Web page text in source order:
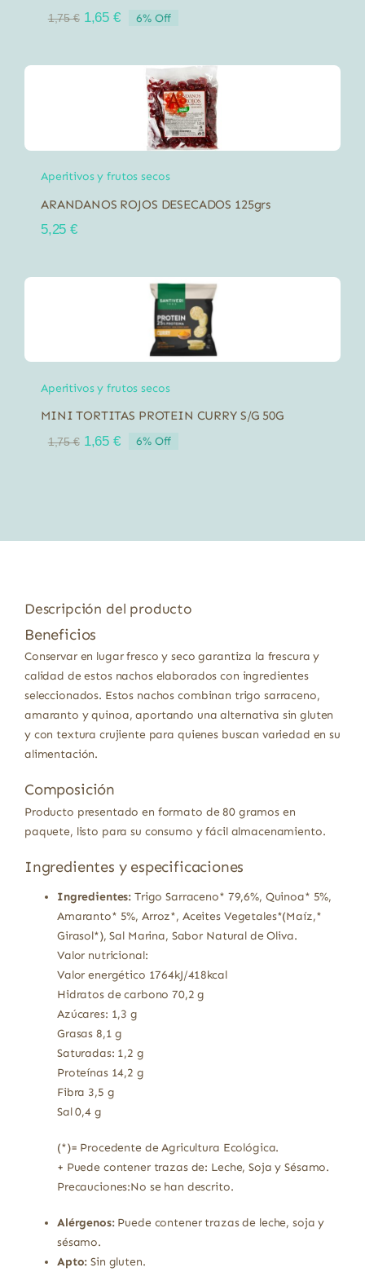
1,75€ El
era:
1,65 €El
es:
1,65 €.
6% Off
Aperitivos y frutos secos
ARANDANOS ROJOS DESECADOS 125grs
5,25€
Aperitivos y frutos secos
MINI TORTITAS PROTEIN CURRY S/G 50G
1,75€ El
1,65 €El
6% Off
Descripción del producto
Beneficios
Conservar en lugar fresco y seco garantiza la frescura y
calidad de estos nachos elaborados con ingredientes
seleccionados. Estos nachos combinan trigo sarraceno,
amaranto y quinoa, aportando una alternativa sin gluten
y con textura crujiente para quienes buscan variedad en su
alimentación.
Composición
Producto presentado en formato de 80 gramos en
paquete, listo para su consumo y fácil almacenamiento.
Ingredientes y especificaciones
Ingredientes: Trigo Sarraceno* 79,6%, Quinoa* 5%,
Amaranto* 5%, Arroz*, Aceites Vegetales*(Maíz,*
Girasol*), Sal Marina, Sabor Natural de Oliva.
Valor nutricional:
Valor energético 1764kJ/418kcal
Hidratos de carbono 70,2 g
Azúcares: 1,3 g
Grasas 8,1 g
Saturadas: 1,2 g
Proteínas 14,2 g
Fibra 3,5 g
Sal 0,4 g
(*)= Procedente de Agricultura Ecológica.
+ Puede contener trazas de: Leche, Soja y Sésamo.
Precauciones:No se han descrito.
Alérgenos:Puede contener trazas de leche, soja y
sésamo.
Apto: Sin gluten.